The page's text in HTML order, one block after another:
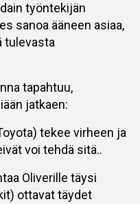
työntekijän
sanoa ääneen asiaa,
tulevasta
tapahtuu,
jatkaen:
tekee virheen ja
voi tehdä sitä..
Oliverille täysi
ottavat täydet